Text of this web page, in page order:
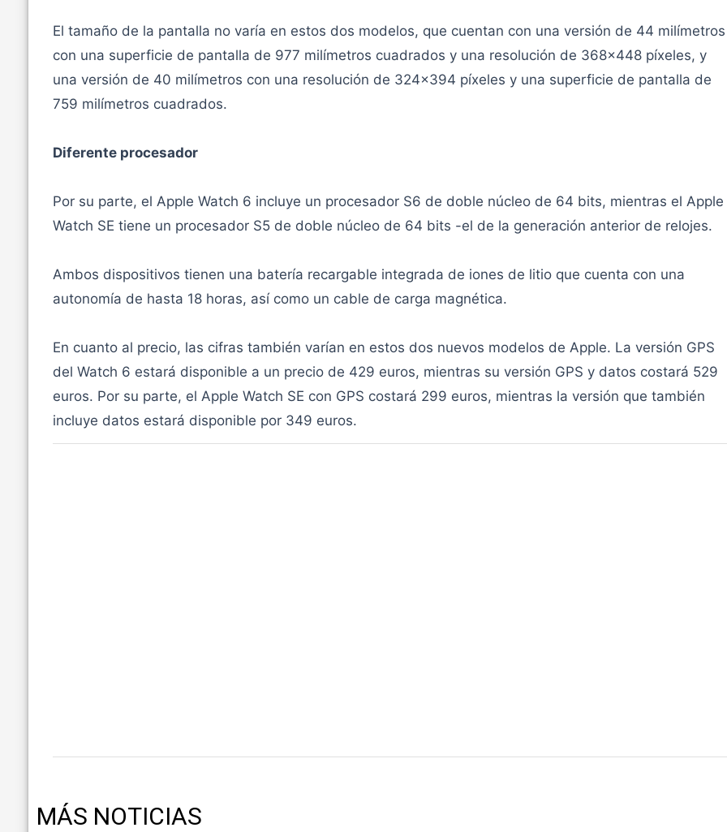
El tamaño de la pantalla no varía en estos dos modelos, que cuentan con una versión de 44 milímetros
con una superficie de pantalla de 977 milímetros cuadrados y una resolución de 368x448 píxeles, y
una versión de 40 milímetros con una resolución de 324x394 píxeles y una superficie de pantalla de
759 milímetros cuadrados.
Diferente procesador
Por su parte, el Apple Watch 6 incluye un procesador S6 de doble núcleo de 64 bits, mientras el Apple
Watch SE tiene un procesador S5 de doble núcleo de 64 bits -el de la generación anterior de relojes.
Ambos dispositivos tienen una batería recargable integrada de iones de litio que cuenta con una
autonomía de hasta 18 horas, así como un cable de carga magnética.
En cuanto al precio, las cifras también varían en estos dos nuevos modelos de Apple. La versión GPS
del Watch 6 estará disponible a un precio de 429 euros, mientras su versión GPS y datos costará 529
euros. Por su parte, el Apple Watch SE con GPS costará 299 euros, mientras la versión que también
incluye datos estará disponible por 349 euros.
MÁS NOTICIAS